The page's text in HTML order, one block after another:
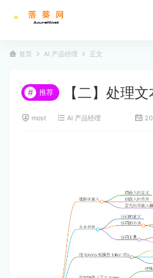
首页 AI 产品经理 正文
# 推荐 【二】处理
most AI 产品经理